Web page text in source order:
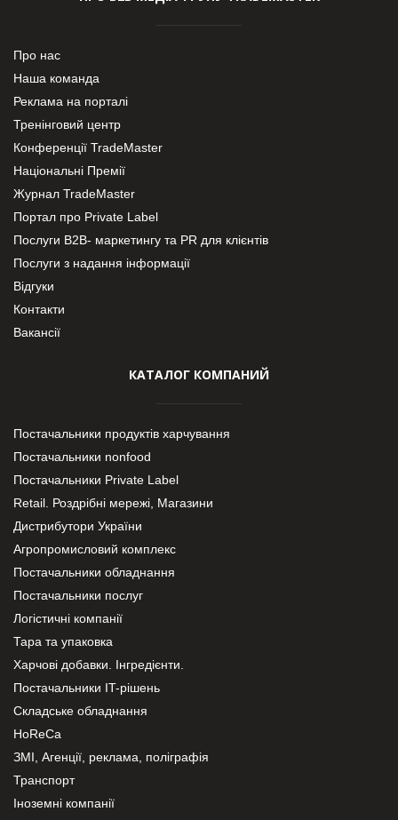
Про нас
Наша команда
Реклама на порталі
Тренінговий центр
Конференції TradeMaster
Національні Премії
Журнал TradeMaster
Портал про Private Label
Послуги В2В- маркетингу та PR для клієнтів
Послуги з надання інформації
Відгуки
Контакти
Вакансії
КАТАЛОГ КОМПАНИЙ
Постачальники продуктів харчування
Постачальники nonfood
Постачальники Private Label
Retail. Роздрібні мережі, Магазини
Дистрибутори України
Агропромисловий комплекс
Постачальники обладнання
Постачальники послуг
Логістичні компанії
Тара та упаковка
Харчові добавки. Інгредієнти.
Постачальники IT-рішень
Складське обладнання
HoReCa
ЗМІ, Агенції, реклама, поліграфія
Транспорт
Іноземні компанії